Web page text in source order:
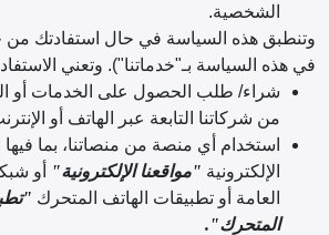
الشخصية.
وتنطبق هذه السياسة في حال استفادتك من
في هذه السياسة بـ"خدماتنا"). وتعني
شراء/ طلب الحصول على الخدمات أو
من شركاتنا التابعة عبر الهاتف أو
استخدام أي منصة من منصاتنا، بما فيها
الإلكترونية "مواقعنا الإلكترونية"
أو
العامة أو تطبيقات الهاتف المتحرك
المتحرك".